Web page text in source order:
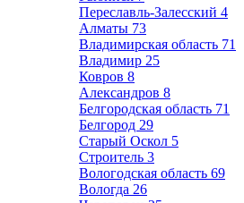
Переславль-Залесский 4
Алматы 73
Владимирская область 71
Владимир 25
Ковров 8
Александров 8
Белгородская область 71
Белгород 29
Старый Оскол 5
Строитель 3
Вологодская область 69
Вологда 26